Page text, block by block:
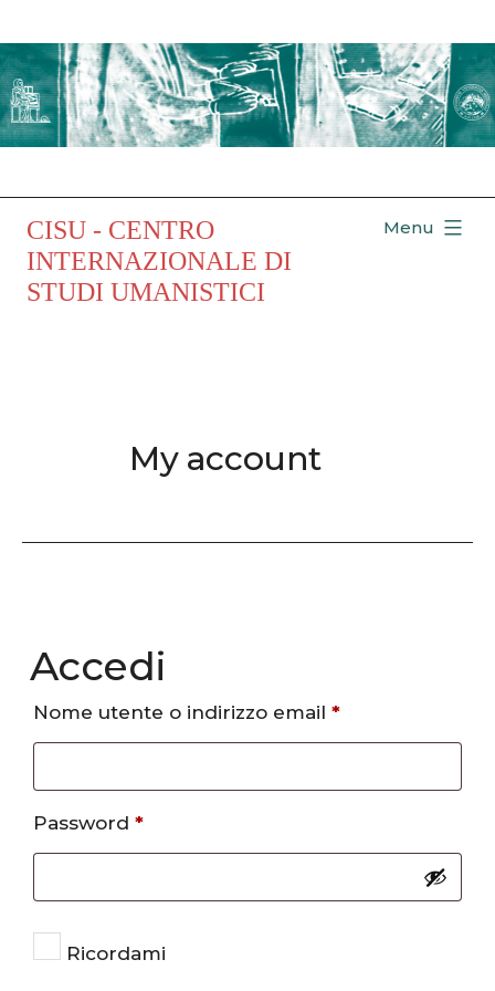
al
contenuto
CISU - CENTRO
INTERNAZIONALE DI
STUDI UMANISTICI
Menu
My account
Accedi
Nome utente o indirizzo email *Richiesto
Password *Richiesto
Ricordami